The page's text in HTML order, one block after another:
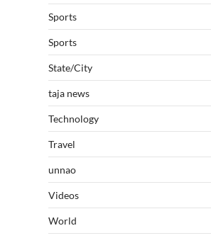
Sports
Sports
State/City
taja news
Technology
Travel
unnao
Videos
World